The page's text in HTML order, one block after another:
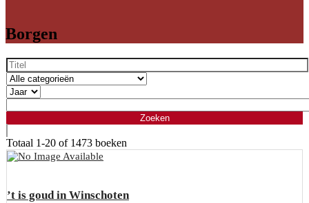
Borgen
Totaal 1-20 of 1473 boeken
’t is goud in Winschoten